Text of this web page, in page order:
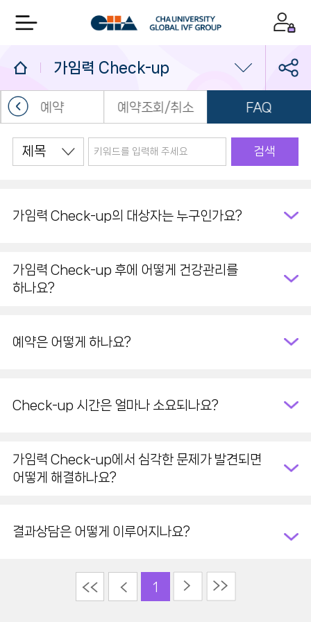
가임력 Check-up
가임력 Check-up
소셜뱅킹
예약 예약조회/취소 FAQ
검색
가임력 Check-up의 대상자는 누구인가요?
가임력 Check-up 후에 어떻게 건강관리를
하나요?
예약은 어떻게 하나요?
Check-up 시간은 얼마나 소요되나요?
가임력 Check-up에서 심각한 문제가 발견되면
어떻게 해결하나요?
결과상담은 어떻게 이루어지나요?
이전 1 다음 끝